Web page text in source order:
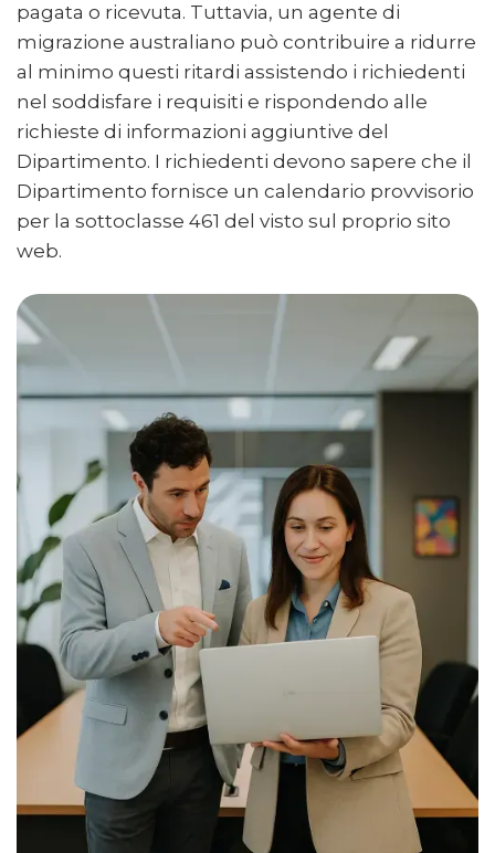
pagata o ricevuta. Tuttavia, un agente di
migrazione australiano può contribuire a ridurre
al minimo questi ritardi assistendo i richiedenti
nel soddisfare i requisiti e rispondendo alle
richieste di informazioni aggiuntive del
Dipartimento. I richiedenti devono sapere che il
Dipartimento fornisce un calendario provvisorio
per la sottoclasse 461 del visto sul proprio sito
web.